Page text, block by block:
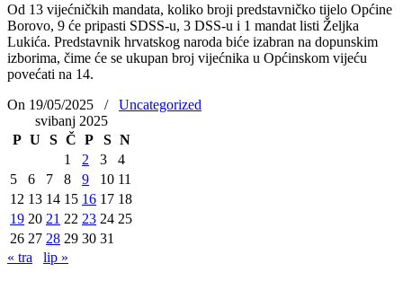
Od 13 vijećničkih mandata, koliko broji predstavničko tijelo Općine
Borovo, 9 će pripasti SDSS-u, 3 DSS-u i 1 mandat listi Željka
Lukića. Predstavnik hrvatskog naroda biće izabran na dopunskim
izborima, čime će se ukupan broj vijećnika u Općinskom vijeću
povećati na 14.
On 19/05/2025
/
Uncategorized
svibanj 2025
P U S Č P S N
1
2 3
4
5
6 7 8 9 10 11
12 13 14 15 16 17 18
19 20 21 22 23 24 25
26 27 28 29 30 31
« tra
lip »